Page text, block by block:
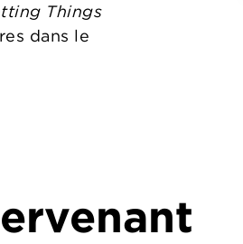
Things
dans le